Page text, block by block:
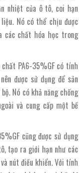
nhiệt của ô tô, coi hạn
Nó có thể chịu được
các chất hóa học trong
chất PA6-35%GF có tính
được sử dụng để sản
Nó có khả năng chống
và cung cấp một bề
cũng được sử dụng
tạo ra giới hạn như các
nút điều khiển. Với tính